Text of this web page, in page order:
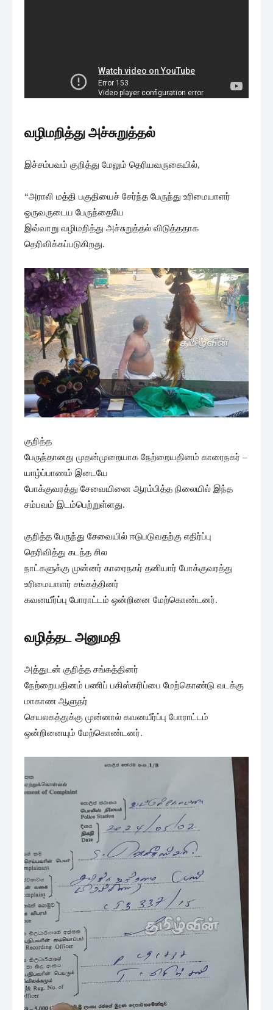
வழிமறித்து அச்சுறுத்தல்
இச்சம்பவம் குறித்து மேலும் தெரியவருகையில்,
“அராலி மத்தி பகுதியைச் சேர்ந்த பேருந்து உரிமையாளர்
ஒருவருடைய பேருந்தையே
இவ்வாறு வழிமறித்து அச்சுறுத்தல் விடுத்ததாக
தெரிவிக்கப்படுகிறது.
குறித்த
பேருந்தானது முதன்முறையாக நேற்றையதினம் காரைநகர் –
யாழ்ப்பாணம் இடையே
போக்குவரத்து சேவையினை ஆரம்பித்த நிலையில் இந்த
சம்பவம் இடம்பெற்றுள்ளது.
குறித்த பேருந்து சேவையில் ஈடுபடுவதற்கு எதிர்ப்பு
தெரிவித்து கடந்த சில
நாட்களுக்கு முன்னர் காரைநகர் தனியார் போக்குவரத்து
உரிமையாளர் சங்கத்தினர்
கவனயீர்ப்பு போராட்டம் ஒன்றினை மேற்கொண்டனர்.
வழித்தட அனுமதி
அத்துடன் குறித்த சங்கத்தினர்
நேற்றையதினம் பணிப் பகிஸ்கரிப்பை மேற்கொண்டு வடக்கு
மாகாண ஆளுநர்
செயலகத்துக்கு முன்னால் கவனயீர்ப்பு போராட்டம்
ஒன்றினையும் மேற்கொண்டனர்.